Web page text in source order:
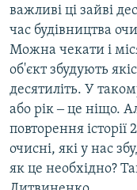
важливі ці зайві
час будівництва
Можна чекати і
об'єкт збудують
десятиліть. У
або рік ‒ це ніщо.
повторення
очисні, які у нас
як це необхідно?